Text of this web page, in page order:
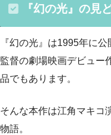
『幻の光』の見
『幻の光』は1995年に
監督の劇場映画デビュー
品でもあります。
そんな本作は江角マキコ
物語。